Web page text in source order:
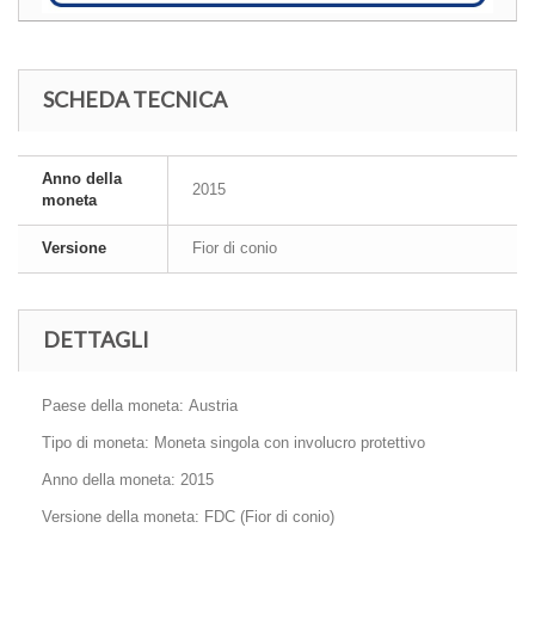
SCHEDA TECNICA
Anno della
moneta
2015
Versione Fior di conio
DETTAGLI
Paese della moneta: Austria
Tipo di moneta: Moneta singola con involucro protettivo
Anno della moneta: 2015
Versione della moneta: FDC (Fior di conio)